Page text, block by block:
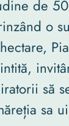
de
o
să
sa